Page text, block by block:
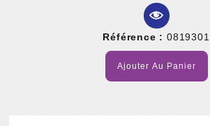
Référence : 0819301
Ajouter Au Panier